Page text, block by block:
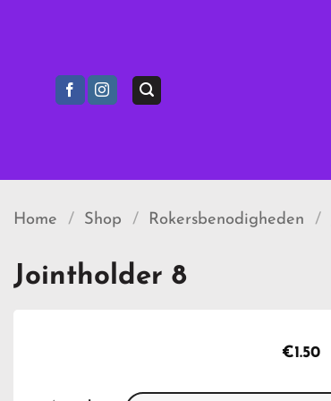
Home / Shop / Rokersbenodigheden /
Jointholder 8
€1.50